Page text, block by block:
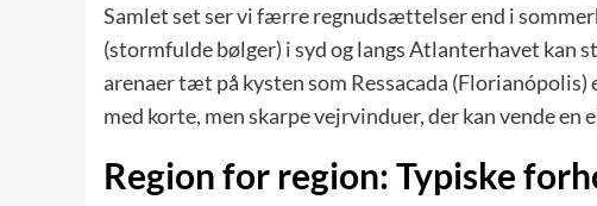
Samlet set ser vi færre regnudsættelser end i
(stormfulde bølger) i syd og langs Atlanterhavet
arenaer tæt på kysten som Ressacada
med korte, men skarpe vejrvinduer, der kan vende
Region for region: Typiske